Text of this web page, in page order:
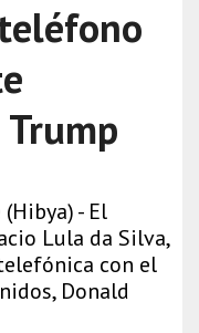
- El
Lula da Silva,
con el
Donald